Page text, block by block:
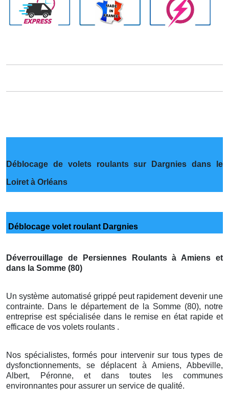
Déblocage de volets roulants sur Dargnies dans le
Loiret à Orléans
Déblocage volet roulant Dargnies
Déverrouillage de Persiennes Roulants à Amiens et
dans la Somme (80)
Un système automatisé grippé peut rapidement devenir une
contrainte. Dans le département de la Somme (80), notre
entreprise est spécialisée dans le remise en état rapide et
efficace de vos volets roulants .
Nos spécialistes, formés pour intervenir sur tous types de
dysfonctionnements, se déplacent à Amiens, Abbeville,
Albert, Péronne, et dans toutes les communes
environnantes pour assurer un service de qualité.